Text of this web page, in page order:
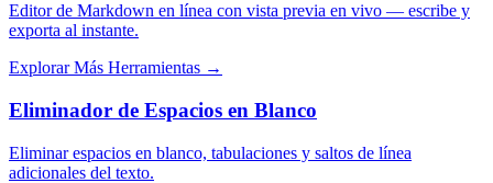
Editor de Markdown en línea con vista previa en vivo — escribe y
exporta al instante.
Explorar Más Herramientas →
Eliminador de Espacios en Blanco
Eliminar espacios en blanco, tabulaciones y saltos de línea
adicionales del texto.